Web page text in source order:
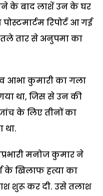
के बाद लाशें उन के घर
रिपोर्ट आ गई
तार से अनुपमा का
आभा कुमारी का गला
था, जिस से उन की
के लिए तीनों का
था.
मनोज कुमार ने
के खिलाफ हत्या का
शुरू कर दी. उसे तलाश